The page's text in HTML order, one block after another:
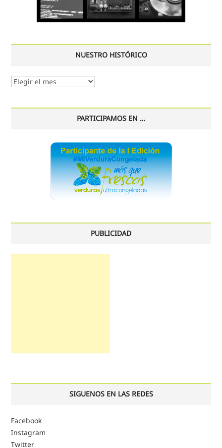
NUESTRO HISTÓRICO
Nuestro
PARTICIPAMOS EN …
PUBLICIDAD
SIGUENOS EN LAS REDES
Facebook
Instagram
Twitter